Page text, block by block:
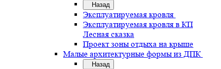
Назад
Эксплуатируемая кровля
Эксплуатируемая кровля в КП
Лесная сказка
Проект зоны отдыха на крыше
Малые архитектурные формы из ДПК
Назад